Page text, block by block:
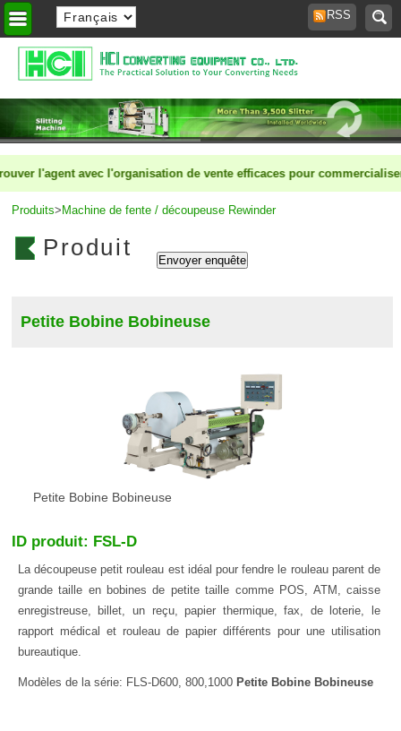
RSS
l'agent avec l'organisation de vente efficaces pour commercialiser
Produits> Machine de fente / découpeuse Rewinder
Produit
Petite Bobine Bobineuse
Petite Bobine Bobineuse
ID produit: FSL-D
La découpeuse petit rouleau est idéal pour fendre le rouleau parent de
grande taille en bobines de petite taille comme POS, ATM, caisse
enregistreuse, billet, un reçu, papier thermique, fax, de loterie, le
rapport médical et rouleau de papier différents pour une utilisation
bureautique.
Modèles de la série: FLS-D600, 800,1000 Petite Bobine Bobineuse